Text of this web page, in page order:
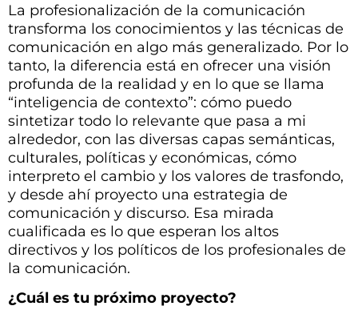
La profesionalización de la comunicación
transforma los conocimientos y las técnicas de
comunicación en algo más generalizado. Por lo
tanto, la diferencia está en ofrecer una visión
profunda de la realidad y en lo que se llama
“inteligencia de contexto”: cómo puedo
sintetizar todo lo relevante que pasa a mi
alrededor, con las diversas capas semánticas,
culturales, políticas y económicas, cómo
interpreto el cambio y los valores de trasfondo,
y desde ahí proyecto una estrategia de
comunicación y discurso. Esa mirada
cualificada es lo que esperan los altos
directivos y los políticos de los profesionales de
la comunicación.
¿Cuál es tu próximo proyecto?